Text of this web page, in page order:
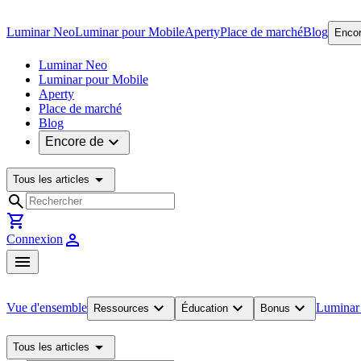
Luminar NeoLuminar pour MobileApertyPlace de marchéBlog
Luminar Neo
Luminar pour Mobile
Aperty
Place de marché
Blog
Encore de expand_more
Tous les articles arrow_drop_down
search
shopping_cart
Connexion person
menu
Vue d'ensemble Ressources expand_more Éducation expand_more Bonus expand_more
Tous les articles arrow_drop_down